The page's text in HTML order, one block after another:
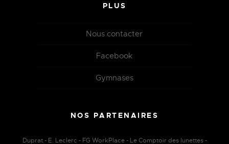
PLUS
Nous contacter
Facebook
Gymnases
NOS PARTENAIRES
Duprat - E. Leclerc - FG WorkPlace - Le Comptoir des lunettes -